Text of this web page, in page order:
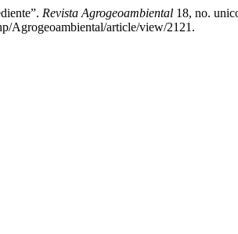
Revista Agrogeoambiental 18, no.
Agrogeoambiental/article/view/2121.